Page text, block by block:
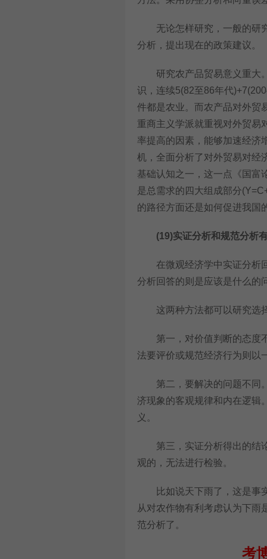
无论怎样研究，一般的研究
分析，提出现在的政策建议。
研究农产品贸易意义重大。
识，连续5(82至86年代
件都是农业。而农产品对外贸
重商主义学派就重视对外贸易
率提高的因素，能够加速经济
机，全面分析了对外贸易对经
基础认知之一，这一点《国富
是总需求的四大组成部分
的路径方面还是如何促进我国
(19)实证分析和规范分析
在微观经济学中实证分析回
分析回答的则是应该是什么的
这两种方法都可以研究选
第一，对价值判断的态度不
法要评价或规范经济行为则以
第二，要解决的问题不同。
济现象的客观规律和内在逻辑
义。
第三，实证分析得出的结论
观的，无法进行检验。
比如说天下雨了，这是事实
从对农作物有利考虑认为下雨
范分析了。
考